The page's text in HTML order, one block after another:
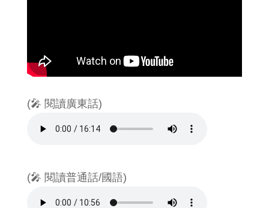
(🎤 閱讀廣東話)
(🎤 閱讀普通話/國語)